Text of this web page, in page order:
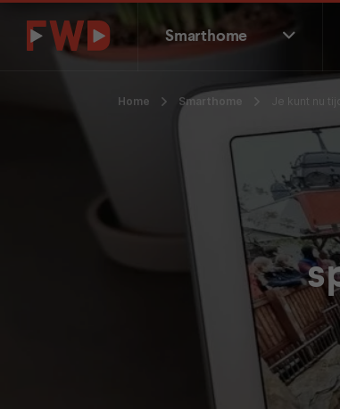
Smarthome
Home Smarthome Je kunt nu